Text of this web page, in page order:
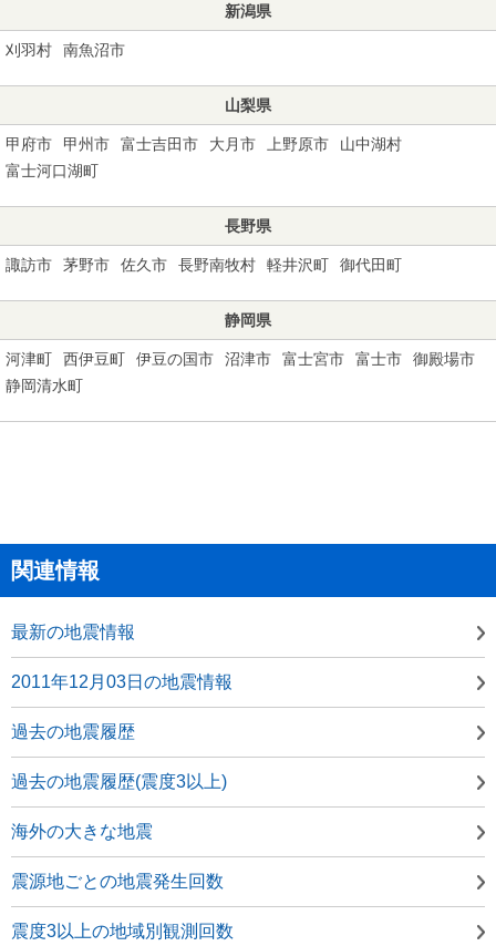
新潟県
刈羽村 南魚沼市
山梨県
甲府市 甲州市 富士吉田市 大月市 上野原市
山中湖村
富士河口湖町
長野県
諏訪市 茅野市 佐久市 長野南牧村 軽井沢町 御代田町
静岡県
河津町 西伊豆町 伊豆の国市 沼津市 富士宮市 富士市
御殿場市
静岡清水町
関連情報
最新の地震情報
2011年12月03日の地震情報
過去の地震履歴
過去の地震履歴(震度3以上)
海外の大きな地震
震源地ごとの地震発生回数
震度3以上の地域別観測回数